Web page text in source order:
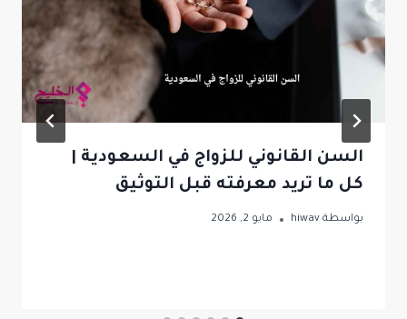
السن القانوني للزواج في السعودية |
كل ما تريد معرفته قبل التوثيق
بواسطة hiwav مايو 2, 2026